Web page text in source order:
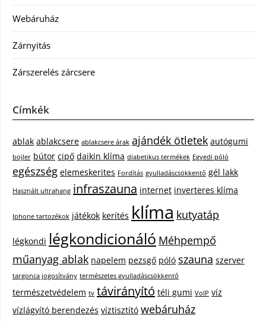
Webáruház
Zárnyitás
Zárszerelés zárcsere
Címkék
ablak ablakcsere ablakcsere árak ajándék ötletek autógumi
bojler bútor cipő daikin klíma diabetikus termékek Egyedi póló
egészség elemeskerites Fordítás gyulladáscsökkentő gél lakk
Használt ultrahang infraszauna internet inverteres klíma
Iphone tartozékok játékok kerítés klíma kutyatáp
légkondi légkondicionáló Méhpempő
műanyag ablak napelem pezsgő póló szauna szerver
targonca jogosítvány természetes gyulladáscsökkentő
természetvédelem tv távirányító téli gumi VoIP víz
vízlágyító berendezés víztisztító webáruház